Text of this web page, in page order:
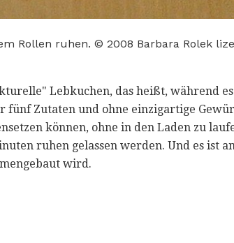
Rollen ruhen. © 2008 Barbara Rolek
Lebkuchen, das heißt, während es
fünf Zutaten und ohne einzigartige
können, ohne in den Laden zu
ruhen gelassen werden. Und es ist
wird.